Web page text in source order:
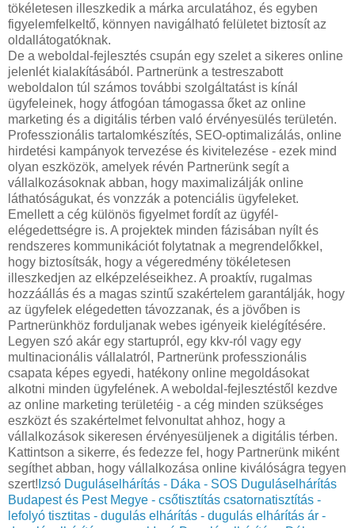
tökéletesen illeszkedik a márka arculatához, és egyben
figyelemfelkeltő, könnyen navigálható felületet biztosít az
oldallátogatóknak.
De a weboldal-fejlesztés csupán egy szelet a sikeres online
jelenlét kialakításából. Partnerünk a testreszabott
weboldalon túl számos további szolgáltatást is kínál
ügyfeleinek, hogy átfogóan támogassa őket az online
marketing és a digitális térben való érvényesülés területén.
Professzionális tartalomkészítés, SEO-optimalizálás, online
hirdetési kampányok tervezése és kivitelezése - ezek mind
olyan eszközök, amelyek révén Partnerünk segít a
vállalkozásoknak abban, hogy maximalizálják online
láthatóságukat, és vonzzák a potenciális ügyfeleket.
Emellett a cég különös figyelmet fordít az ügyfél-
elégedettségre is. A projektek minden fázisában nyílt és
rendszeres kommunikációt folytatnak a megrendelőkkel,
hogy biztosítsák, hogy a végeredmény tökéletesen
illeszkedjen az elképzeléseikhez. A proaktív, rugalmas
hozzáállás és a magas szintű szakértelem garantálják, hogy
az ügyfelek elégedetten távozzanak, és a jövőben is
Partnerünkhöz forduljanak webes igényeik kielégítésére.
Legyen szó akár egy startupról, egy kkv-ról vagy egy
multinacionális vállalatról, Partnerünk professzionális
csapata képes egyedi, hatékony online megoldásokat
alkotni minden ügyfelének. A weboldal-fejlesztéstől kezdve
az online marketing területéig - a cég minden szükséges
eszközt és szakértelmet felvonultat ahhoz, hogy a
vállalkozások sikeresen érvényesüljenek a digitális térben.
Kattintson a sikerre, és fedezze fel, hogy Partnerünk miként
segíthet abban, hogy vállalkozása online kiválóságra tegyen
szert! Izsó Duguláselhárítás - Dáka - SOS Duguláselhárítás
Budapest és Pest Megye - csőtisztítás csatornatisztítás -
lefolyó tisztitas - dugulás elhárítás - dugulás elhárítás ár -